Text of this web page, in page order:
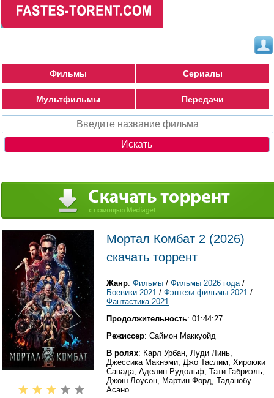
Фильмы Сериалы
Мультфильмы Передачи
Мортал Комбат 2 (2026)
скачать торрент
Жанр:Фильмы /Фильмы 2026 года/
Боевики 2021 /Фэнтези фильмы 2021 /
Фaнтастика 2021
Продолжительность: 01:44:27
Режиссер: Саймон Маккуойд
В ролях: Карл Урбан, Луди Линь,
Джессика Макнэми, Джо Таслим, Хироюки
Санада, Аделин Рудольф, Тати Габриэль,
Джош Лоусон, Мартин Форд, Таданобу
Асано